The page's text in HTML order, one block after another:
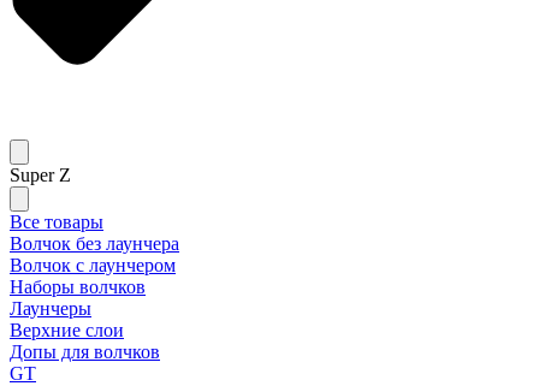
Super Z
Все товары
Волчок без лаунчера
Волчок с лаунчером
Наборы волчков
Лаунчеры
Верхние слои
Допы для волчков
GT